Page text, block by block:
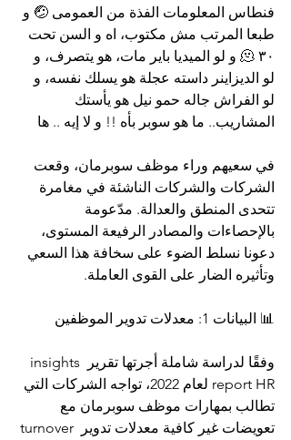
فنطاس المعلومات الفذة من العمومى 🤕 و
طبعا المرتب مش مكتوب، اه و السن تحت
٣٠ 🫠 و لو الميديا باير مات، هو يتصرف، و
لو الديزاينر داسته عجلة هو يسلك نفسه، و
لو الفراش جاله حمو نيل هو يأستك
المشاريب.. ما هو سوبر بأه !! و لا إيه .. ها
في سعيهم وراء موظف سوبرمان، وقعت
الشركات والشركات الناشئة في مغامرة
تتحدى المنطق والعدالة. مدّعومة
بالإحصاءات والمصادر الرفيعة المستوى،
دعونا نسلط الضوء على سخافة هذا السعي
وتأثيره الضار على القوى العاملة.
📊 البيانات 1: معدلات تدوير الموظفين
وفقًا لدراسة شاملة أجرتها تقرير insights
report HR لعام 2022، تواجه الشركات التي
تطالب بمهارات موظف سوبرمان مع
تعويضات غير كافية معدلات تدوير turnover